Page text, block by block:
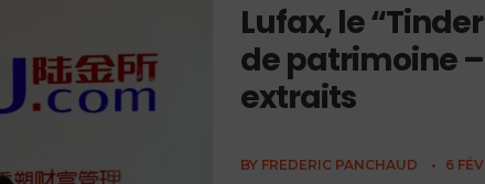
Lufax, le
de patrimoine
extraits
BY FREDERIC PANCHAUD • 6